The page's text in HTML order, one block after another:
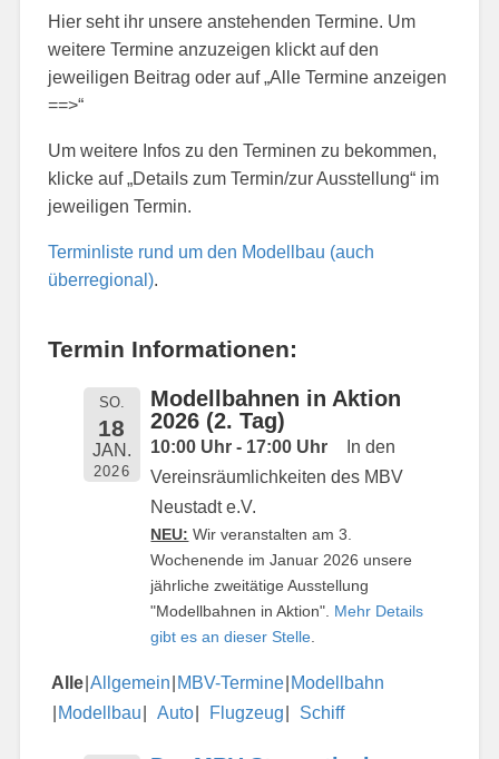
Hier seht ihr unsere anstehenden Termine. Um
weitere Termine anzuzeigen klickt auf den
jeweiligen Beitrag oder auf „Alle Termine anzeigen
==>“
Um weitere Infos zu den Terminen zu bekommen,
klicke auf „Details zum Termin/zur Ausstellung“ im
jeweiligen Termin.
Terminliste rund um den Modellbau (auch
überregional).
Termin Informationen:
SO.
18
JAN.
2026
Modellbahnen in Aktion
2026 (2. Tag)
10:00 Uhr - 17:00 Uhr
In den
Vereinsräumlichkeiten des MBV
Neustadt e.V.
NEU: Wir veranstalten am 3.
Wochenende im Januar 2026 unsere
jährliche zweitätige Ausstellung
"Modellbahnen in Aktion". Mehr Details
gibt es an dieser Stelle
Alle Allgemein MBV-Termine Modellbahn
Modellbau
Auto Flugzeug Schiff